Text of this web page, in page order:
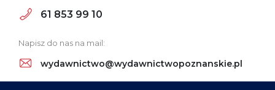
61 853 99 10
Napisz do nas na mail:
wydawnictwo@wydawnictwopoznanskie.pl